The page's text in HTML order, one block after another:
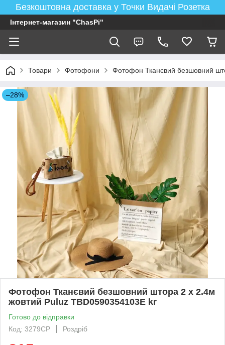
Безкоштовна доставка у Точки Видачі Розетка
Інтернет-магазин "ChasPi"
Товари Фотофони Фотофон Тканєвий безшовний
–28%
Фотофон Тканєвий безшовний штора 2 x 2.4м
жовтий Puluz TBD0590354103E kr
Готово до відправки
Код: 3279CP
Роздріб